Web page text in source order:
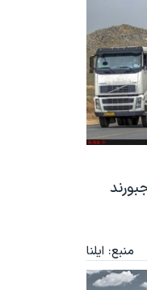
منبع: ایلنا